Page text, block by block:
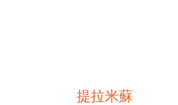
提拉米蘇